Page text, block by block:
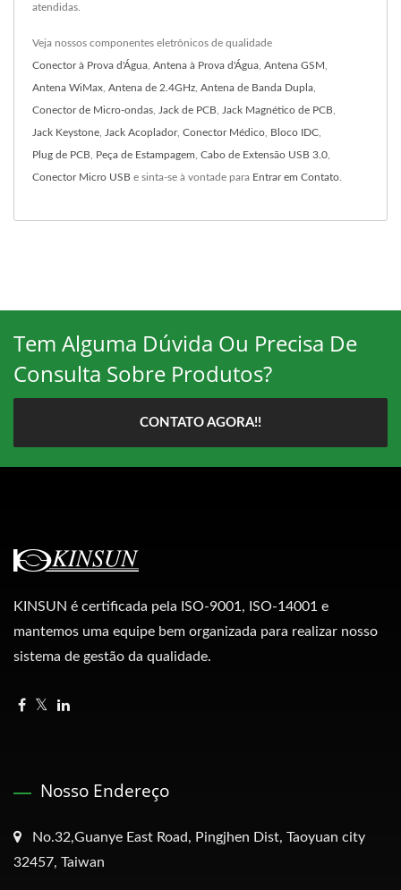
atendidas.
Veja nossos componentes eletrônicos de qualidade
Conector à Prova d'Água Antena à Prova d'Água Antena GSM
Antena WiMax Antena de 2.4GHz Antena de Banda Dupla
Conector de Micro-ondas Jack de PCB Jack Magnético de PCB
Jack Keystone Jack Acoplador, Conector Médico Bloco IDC
Plug de PCB Peça de Estampagem Cabo de Extensão USB 3.0
Conector Micro USB e sinta-se à vontade para Entrar em Contato
Tem Alguma Dúvida Ou Precisa De
Consulta Sobre Produtos?
CONTATO AGORA!!
KINSUN é certificada pela ISO-9001, ISO-14001 e
mantemos uma equipe bem organizada para realizar nosso
sistema de gestão da qualidade.
Nosso Endereço
No.32,Guanye East Road, Pingjhen Dist, Taoyuan city
32457, Taiwan